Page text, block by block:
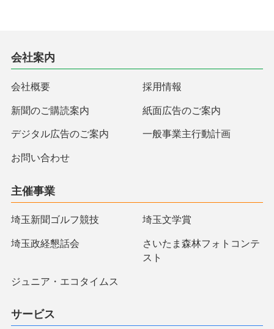
会社案内
会社概要 採用情報
新聞のご購読案内 紙面広告のご案内
デジタル広告のご案内 一般事業主行動計画
お問い合わせ
主催事業
埼玉新聞ゴルフ競技 埼玉文学賞
埼玉政経懇話会
さいたま森林フォトコンテ
スト
ジュニア・エコタイムス
サービス